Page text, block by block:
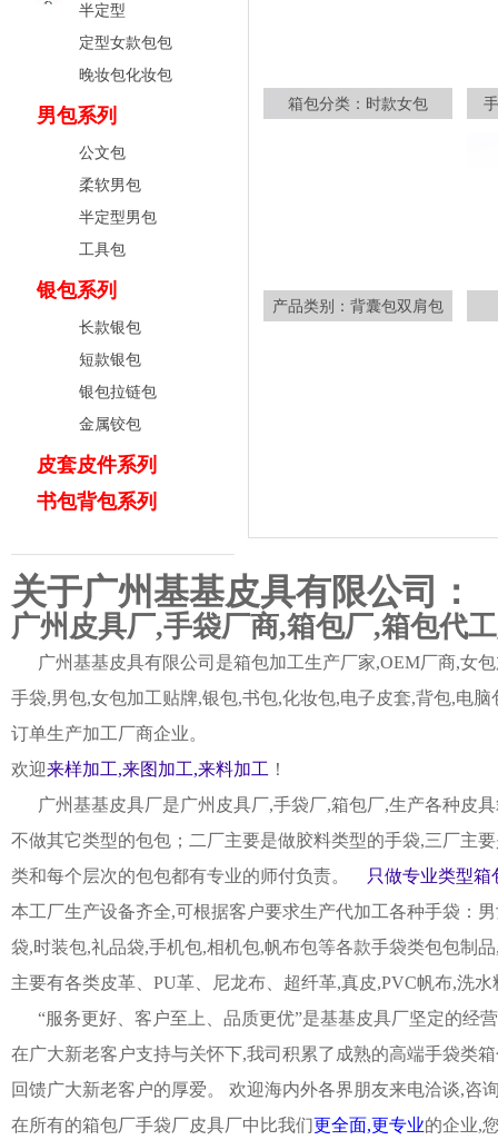
半定型
定型女款包包
晚妆包化妆包
男包系列
公文包
柔软男包
半定型男包
工具包
银包系列
长款银包
短款银包
银包拉链包
金属铰包
皮套皮件系列
书包背包系列
箱包分类：时款女包
产品类别：背囊包双肩包
关于广州基基皮具有限公司：
广州皮具厂,手袋厂商,箱包厂,箱包代
广州基基皮具有限公司是箱包加工生产厂家,OEM厂商,女
手袋,男包,女包加工贴牌,银包,书包,化妆包,电子皮套,背包,电
订单生产加工厂商企业。
欢迎来样加工,来图加工,来料加工 ！
广州基基皮具厂是广州皮具厂,手袋厂,箱包厂,生产各种皮
不做其它类型的包包；二厂主要是做胶料类型的手袋,三厂主
类和每个层次的包包都有专业的师付负责。
只做专业类型箱
本工厂生产设备齐全,可根据客户要求生产代加工各种手袋：
袋,时装包,礼品袋,手机包,相机包,帆布包等各款手袋类包包制
主要有各类皮革、PU革、尼龙布、超纤革,真皮,PVC帆布,洗
“服务更好、客户至上、品质更优”是基基皮具厂坚定的经
在广大新老客户支持与关怀下,我司积累了成熟的高端手袋类
回馈广大新老客户的厚爱。 欢迎海内外各界朋友来电洽谈,咨
在所有的箱包厂手袋厂皮具厂中比我们更全面,更专业的企业,